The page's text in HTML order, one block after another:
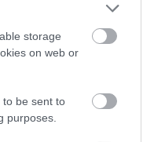
storage
on web or
to be sent to
purposes.
LÁTVÁNYOSSÁGAI,
MEGNÉZNI